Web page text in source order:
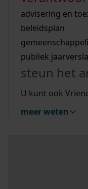
vergunningen
beeld en geluid
uitleg
Wij helpen u op
bekijk alle
Wij helpen u op
bekijk alle
bekijk ons
advisering en
beleidsplan
publiek
steun het
U kunt ook
meer weten
Mijn Studiezaal